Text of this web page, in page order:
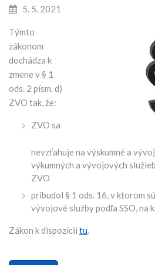
5. 5. 2021
Týmto
zákonom
dochádza k
zmene v § 1
ods. 2 písm. d)
ZVO tak, že:
ZVO sa
nevzťahuje na výskumné a
výkumných a vývojových
ZVO
pribudol § 1 ods. 16, v ktorom
vývojové služby podľa SSO, na
Zákon k dispozícii tu.